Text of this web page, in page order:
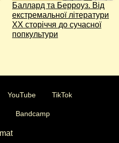
Баллард та Берроуз. Від
екстремальної літератури
ХХ сторіччя до сучасної
попкультури
YouTube TikTok
Bandcamp